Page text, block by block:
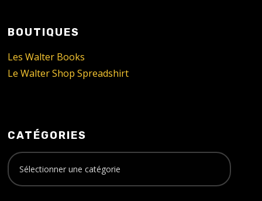
BOUTIQUES
Les Walter Books
Le Walter Shop Spreadshirt
CATÉGORIES